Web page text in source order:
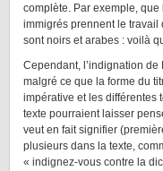
complète. Par exemple,
immigrés prennent le travail
sont noirs et arabes : voilà
Cependant, l’indignation
malgré ce que la forme du
impérative et les différentes
texte pourraient laisser
veut en fait signifier
plusieurs dans la texte,
« indignez-vous contre la